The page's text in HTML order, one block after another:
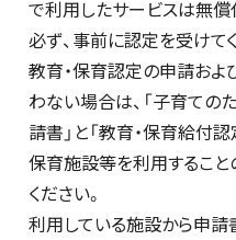
で利用したサービスは無償
必ず、事前に認定を受けてく
教育・保育認定の申請お
わない場合は、「子育て
請書」と「教育・保育給付
保育施設等を利用すること
ください。
利用している施設から申